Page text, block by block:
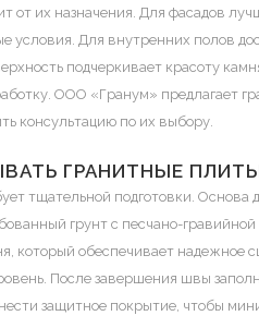
от их назначения. Для фасадов
условия. Для внутренних полов
подчеркивает красоту
ООО «Гранум» предлагает
консультацию по их выбору.
ГРАНИТНЫЕ
тщательной подготовки.
грунт с песчано-
который обеспечивает
После завершения швы
защитное покрытие, чтобы